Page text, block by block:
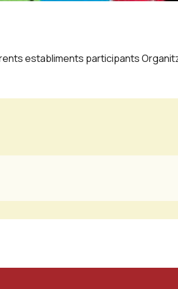
establiments participants